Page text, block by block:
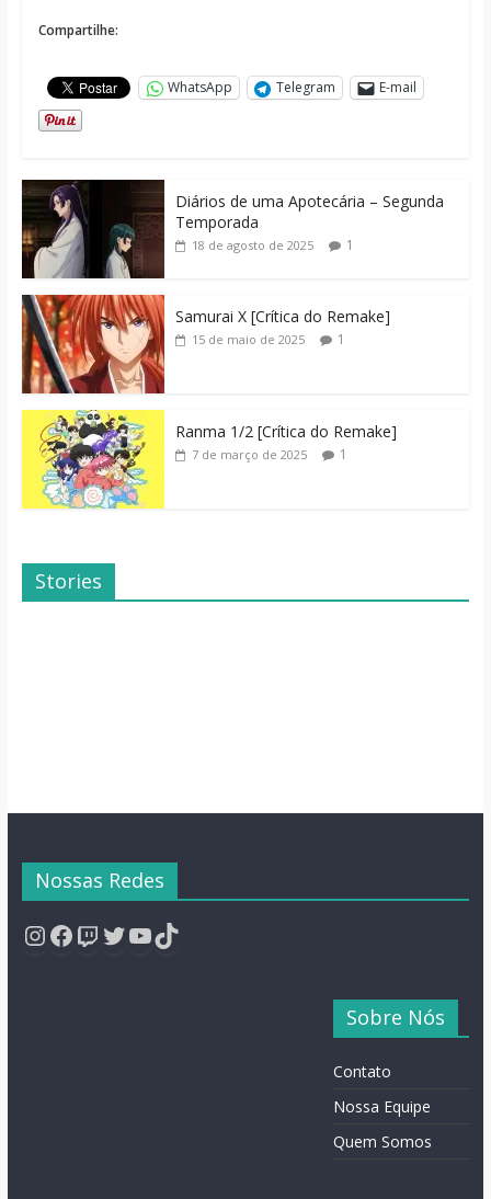
Compartilhe:
WhatsApp Telegram E-mail
Diários de uma Apotecária – Segunda
Temporada
18 de agosto de 2025 1
Samurai X [Crítica do Remake]
15 de maio de 2025 1
Ranma 1/2 [Crítica do Remake]
7 de março de 2025 1
Stories
Dicas de Filmes
Para o Fim de
Família Inusitada
Nossas Redes
Instagram
Facebook
Twitch
Twitter
YouTube
TikTok
Sobre Nós
Contato
Nossa Equipe
Quem Somos